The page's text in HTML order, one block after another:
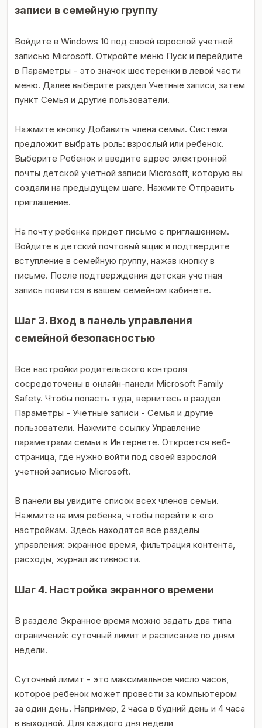
записи в семейную группу
Войдите в Windows 10 под своей взрослой учетной
записью Microsoft. Откройте меню Пуск и перейдите
в Параметры - это значок шестеренки в левой части
меню. Далее выберите раздел Учетные записи, затем
пункт Семья и другие пользователи.
Нажмите кнопку Добавить члена семьи. Система
предложит выбрать роль: взрослый или ребенок.
Выберите Ребенок и введите адрес электронной
почты детской учетной записи Microsoft, которую вы
создали на предыдущем шаге. Нажмите Отправить
приглашение.
На почту ребенка придет письмо с приглашением.
Войдите в детский почтовый ящик и подтвердите
вступление в семейную группу, нажав кнопку в
письме. После подтверждения детская учетная
запись появится в вашем семейном кабинете.
Шаг 3. Вход в панель управления
семейной безопасностью
Все настройки родительского контроля
сосредоточены в онлайн-панели Microsoft Family
Safety. Чтобы попасть туда, вернитесь в раздел
Параметры - Учетные записи - Семья и другие
пользователи. Нажмите ссылку Управление
параметрами семьи в Интернете. Откроется веб-
страница, где нужно войти под своей взрослой
учетной записью Microsoft.
В панели вы увидите список всех членов семьи.
Нажмите на имя ребенка, чтобы перейти к его
настройкам. Здесь находятся все разделы
управления: экранное время, фильтрация контента,
расходы, журнал активности.
Шаг 4. Настройка экранного времени
В разделе Экранное время можно задать два типа
ограничений: суточный лимит и расписание по дням
недели.
Суточный лимит - это максимальное число часов,
которое ребенок может провести за компьютером
за один день. Например, 2 часа в будний день и 4 часа
в выходной. Для каждого дня недели